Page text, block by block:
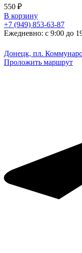
550 ₽
В корзину
+7 (949) 853-63-87
Ежедневно: с 9:00 до
Донецк, пл.
Проложить маршрут